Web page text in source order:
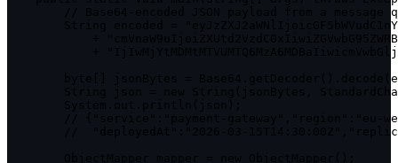
// Base64-encoded JSON payload from a message
String encoded =
+
+
byte[] jsonBytes =
String json = new String(jsonBytes,
// {"service":"payment-gateway","region":"eu-
//  "deployedAt":"2026-03-